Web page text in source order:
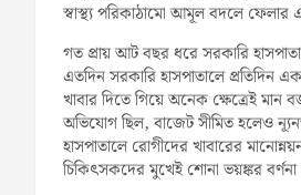
স্বাস্থ্য পরিকাঠামো আমূল বদলে
গত প্রায় আট বছর ধরে সরকারি
এতদিন সরকারি হাসপাতালে প্রতিদিন
খাবার দিতে গিয়ে অনেক ক্ষেত্রেই মান
অভিযোগ ছিল, বাজেট সীমিত হলেও
হাসপাতালে রোগীদের খাবারের
চিকিৎসকদের মুখেই শোনা ভয়ঙ্কর